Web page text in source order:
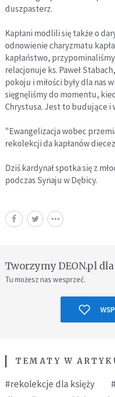
duszpasterz.
Kapłani modlili się także o
odnowienie charyzmatu
kapłaństwo,
relacjonuje ks. Paweł
pokoju i miłości były dla nas
sięgnęliśmy do momentu,
Chrystusa. Jest to budujące i
"Ewangelizacja wobec
rekolekcji da kapłanów
Dziś kardynał spotka się z
podczas Synaju w Dębicy.
Tworzymy DEON.pl
Tu możesz nas wesprzeć.
TEMATY W
#rekolekcje dla księży